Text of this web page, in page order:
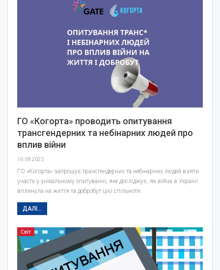
ГО «Когорта» проводить опитування
трансгендерних та небінарних людей про
вплив війни
10.09.2025
ГО «Когорта» запрошує трансгендерних та небінарних людей взяти
участь у унікальному опитуванні, яке досліджує, як війна в Україні
вплинула на життя та добробут цієї спільноти.
ДАЛІ...
Світ